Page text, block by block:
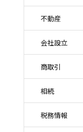
不動産
会社設立
商取引
相続
税務情報